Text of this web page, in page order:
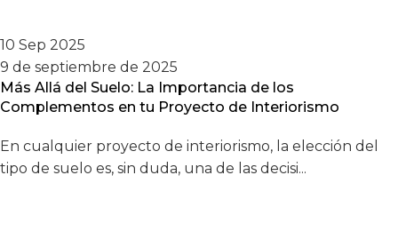
10 Sep 2025
9 de septiembre de 2025
Más Allá del Suelo: La Importancia de los
Complementos en tu Proyecto de Interiorismo
En cualquier proyecto de interiorismo, la elección del
tipo de suelo es, sin duda, una de las decisi...